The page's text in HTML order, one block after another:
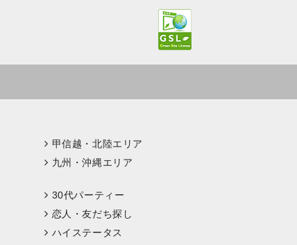
甲信越・北陸エリア
九州・沖縄エリア
30代パーティー
恋人・友だち探し
ハイステータス